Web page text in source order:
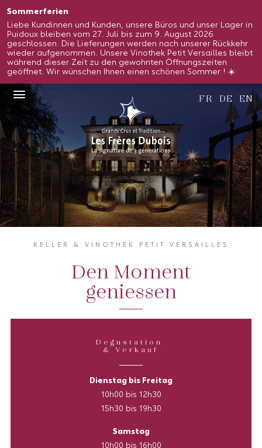
Sommerferien
Liebe Kundinnen und Kunden, unsere Büros und unser Lager in
Puidoux bleiben vom 27. Juli bis zum 9. August 2026
geschlossen. Die Lieferungen werden nach unserer Rückkehr
wieder aufgenommen. Unsere Vinothek Petit Versailles bleibt
während dieser Zeit zu den gewohnten Öffnungszeiten
geöffnet. Wir wünschen Ihnen einen schönen Sommer ! ☀️
FR DE EN
KELLER & VINOTHEK PETIT VERSAILLES
Den Moment
geniessen
Degustation
& Verkauf
Dienstag bis Freitag
10h00 bis 12h30
15h30 bis 19h30
Samstag
10h00 bis 16h00